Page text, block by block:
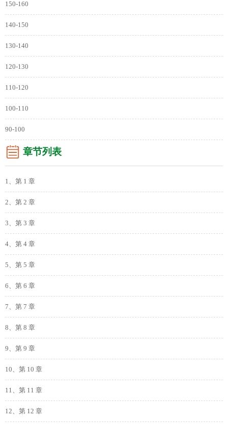
150-160
140-150
130-140
120-130
110-120
100-110
90-100
章节列表
1、第 1 章
2、第 2 章
3、第 3 章
4、第 4 章
5、第 5 章
6、第 6 章
7、第 7 章
8、第 8 章
9、第 9 章
10、第 10 章
11、第 11 章
12、第 12 章